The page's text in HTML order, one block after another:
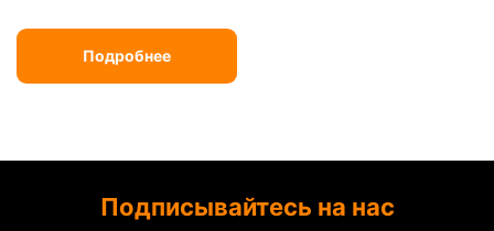
Подробнее
Подписывайтесь на нас